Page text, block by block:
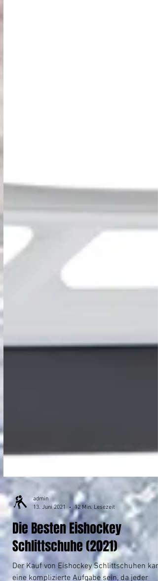
admin
13. Juni 2021
12 Min. Lesezeit
Die Besten Eishockey
Schlittschuhe (2021)